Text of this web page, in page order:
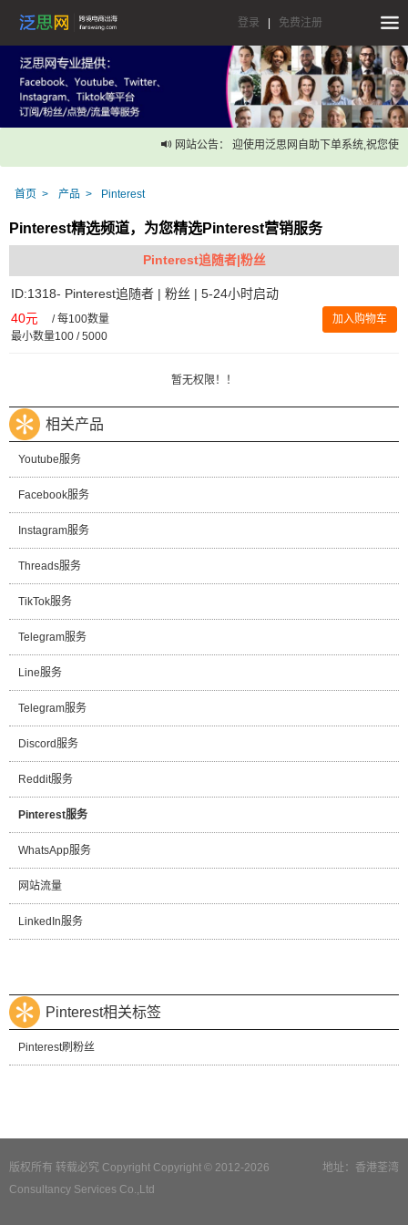
登录 免费注册
网站公告： 迎使用泛思网自助下单系统,祝您使用
首页 产品 Pinterest
Pinterest精选频道，为您精选Pinterest营销服务
Pinterest追随者|粉丝
ID:1318- Pinterest追随者 | 粉丝 | 5-24小时启动
40元 /每100数量
最小数量100 / 5000
加入购物车
暂无权限！！
相关产品
Youtube服务
Facebook服务
Instagram服务
Threads服务
TikTok服务
Telegram服务
Line服务
Telegram服务
Discord服务
Reddit服务
Pinterest服务
WhatsApp服务
网站流量
LinkedIn服务
Pinterest相关标签
Pinterest刷粉丝
地址：香港荃湾
版权所有 转载必究 Copyright Copyright © 2012-2026
Consultancy Services Co.,Ltd